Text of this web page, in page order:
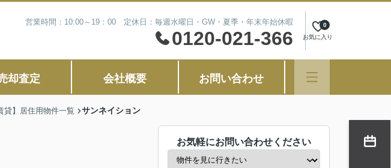
営業時間：10:00～19：00 定休日：毎週水曜日・GW・夏季・年末年始休暇
0120-021-366 お気に入り
0
却査定 会社概要 お問い合わせ
貸】居住用物件一覧 サンネイション
お気軽にお問い合わせください